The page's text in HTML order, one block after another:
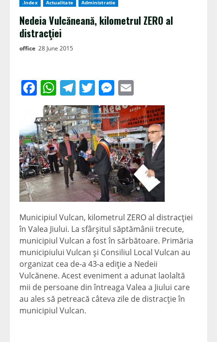
.Index Actualitate Administratie
Nedeia Vulcăneană, kilometrul ZERO al
distracţiei
office 28 June 2015
Facebook
WhatsApp
Telegram
TwitterMessenger
Municipiul Vulcan, kilometrul ZERO al distracţiei
în Valea Jiului. La sfârşitul săptămânii trecute,
municipiul Vulcan a fost în sărbătoare. Primăria
municipiului Vulcan şi Consiliul Local Vulcan au
organizat cea de-a 43-a ediţie a Nedeii
Vulcănene. Acest eveniment a adunat laolaltă
mii de persoane din întreaga Valea a Jiului care
au ales să petreacă câteva zile de distracţie în
municipiul Vulcan.